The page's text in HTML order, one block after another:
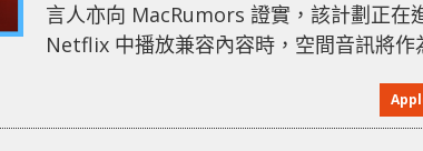
言人亦向 MacRumors 證實，該計劃正在進
Netflix 中播放兼容內容時，空間音訊將作
戶使用。不過開啟 Spatial Audio 觀看
需要 AirPods Pro 或 AirPods